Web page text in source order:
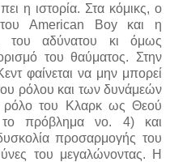
η ιστορία. Στα κόμικς, ο
American Boy και η
του αδύνατου κι όμως
του θαύματος. Στην
φαίνεται να μην μπορεί
ρόλου και των δυνάμεών
ρόλο του Κλαρκ ως Θεού
πρόβλημα νο. 4) και
προσαρμογής του
του μεγαλώνοντας. Η